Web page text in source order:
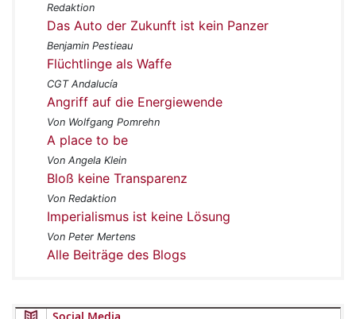
Redaktion
Das Auto der Zukunft ist kein Panzer
Benjamin Pestieau
Flüchtlinge als Waffe
CGT Andalucía
Angriff auf die Energiewende
Von Wolfgang Pomrehn
A place to be
Von Angela Klein
Bloß keine Transparenz
Von Redaktion
Imperialismus ist keine Lösung
Von Peter Mertens
Alle Beiträge des Blogs